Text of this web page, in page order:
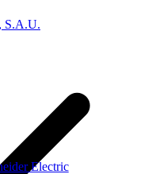
S.A.U.
Electric